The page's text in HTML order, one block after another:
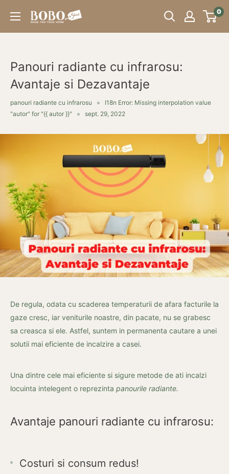
peste
Bobo
0
Panouri radiante cu infrarosu:
Avantaje si Dezavantaje
panouri radiante cu infrarosu
I18n Error: Missing interpolation value
"autor" for "{{ autor }}"
sept. 29, 2022
De regula, odata cu scaderea temperaturii de afara facturile la
gaze cresc, iar veniturile noastre, din pacate, nu se grabesc
sa creasca si ele. Astfel, suntem in permanenta cautare a unei
solutii mai eficiente de incalzire a casei.
Una dintre cele mai eficiente si sigure metode de ati incalzi
locuinta intelegent o reprezinta panourile radiante.
Avantaje panouri radiante cu infrarosu:
Costuri si consum redus!